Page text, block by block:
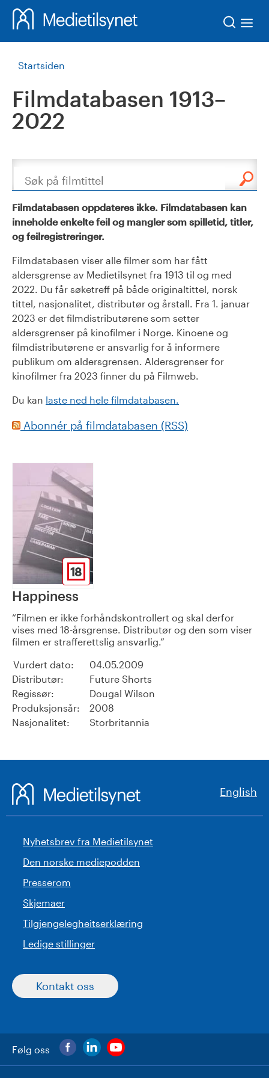
Startsiden
Filmdatabasen 1913–
2022
Søk
Filmdatabasen oppdateres ikke. Filmdatabasen kan
inneholde enkelte feil og mangler som spilletid, titler,
og feilregistreringer.
Filmdatabasen viser alle filmer som har fått
aldersgrense av Medietilsynet fra 1913 til og med
2022. Du får søketreff på både originaltittel, norsk
tittel, nasjonalitet, distributør og årstall. Fra 1. januar
2023 er det filmdistributørene som setter
aldersgrenser på kinofilmer i Norge. Kinoene og
filmdistributørene er ansvarlig for å informere
publikum om aldersgrensen. Aldersgrenser for
kinofilmer fra 2023 finner du på Filmweb.
Du kan laste ned hele filmdatabasen.
Abonnér på filmdatabasen (RSS)
18
Happiness
Filmen er ikke forhåndskontrollert og skal derfor
vises med 18-årsgrense. Distributør og den som viser
filmen er strafferettslig ansvarlig.
Vurdert dato:
04.05.2009
Distributør:
Future Shorts
Regissør:
Dougal Wilson
Produksjonsår:
2008
Nasjonalitet:
Storbritannia
English
Nyhetsbrev fra Medietilsynet
Den norske mediepodden
Presserom
Skjemaer
Tilgjengelegheitserklæring
Ledige stillinger
Kontakt oss
Følg oss